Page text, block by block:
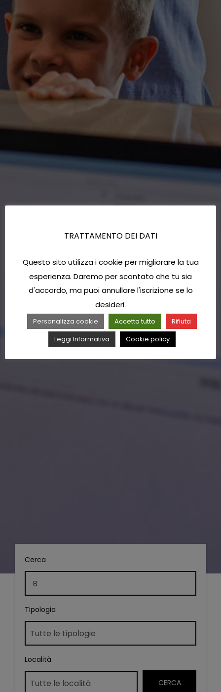
Cerca
Tipologia
Località
TRATTAMENTO DEI DATI
Questo sito utilizza i cookie per migliorare la tua
esperienza. Daremo per scontato che tu sia
d'accordo, ma puoi annullare l'iscrizione se lo
desideri.
Personalizza cookie Accetta tutto
Rifiuta
Leggi Informativa
Cookie policy